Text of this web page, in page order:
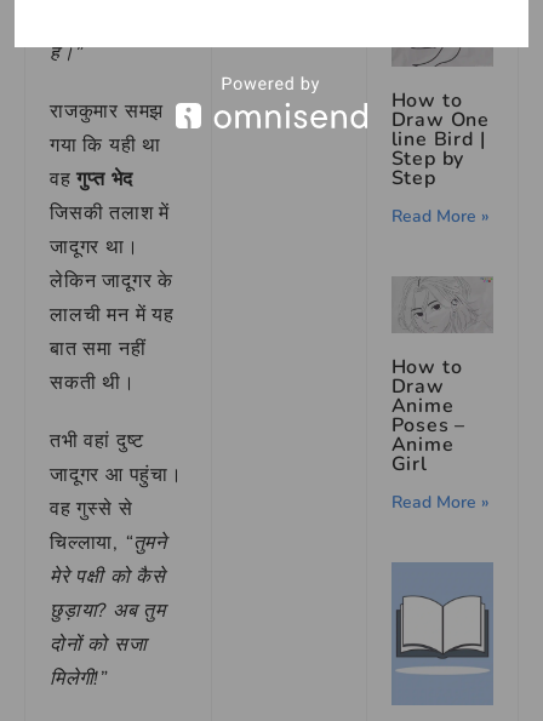
है।”
राजकुमार समझ
गया कि यही था
वहगुप्त भेद
जिसकी तलाश में
जादूगर था।
लेकिन जादूगर के
लालची मन में यह
बात समा नहीं
सकती थी।
तभी वहां दुष्ट
जादूगर आ पहुंचा।
वह गुस्से से
चिल्लाया, “तुमने
मेरे पक्षी को कैसे
छुड़ाया? अब तुम
दोनों को सजा
मिलेगी!”
How to
Draw One
line Bird |
Step by
Step
Read More »
How to
Draw
Anime
Poses –
Anime
Girl
Read More »